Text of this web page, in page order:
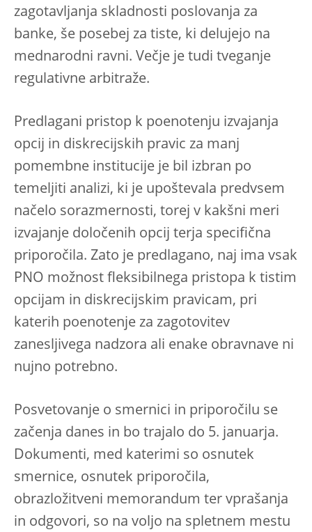
zagotavljanja skladnosti poslovanja za
banke, še posebej za tiste, ki delujejo na
mednarodni ravni. Večje je tudi tveganje
regulativne arbitraže.
Predlagani pristop k poenotenju izvajanja
opcij in diskrecijskih pravic za manj
pomembne institucije je bil izbran po
temeljiti analizi, ki je upoštevala predvsem
načelo sorazmernosti, torej v kakšni meri
izvajanje določenih opcij terja specifična
priporočila. Zato je predlagano, naj ima vsak
PNO možnost fleksibilnega pristopa k tistim
opcijam in diskrecijskim pravicam, pri
katerih poenotenje za zagotovitev
zanesljivega nadzora ali enake obravnave ni
nujno potrebno.
Posvetovanje o smernici in priporočilu se
začenja danes in bo trajalo do 5. januarja.
Dokumenti, med katerimi so osnutek
smernice, osnutek priporočila,
obrazložitveni memorandum ter vprašanja
in odgovori, so na voljo na spletnem mestu